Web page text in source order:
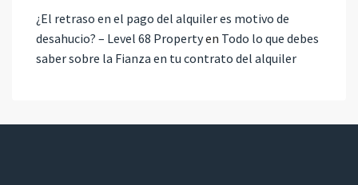
¿El retraso en el pago del alquiler es motivo de
desahucio? – Level 68 Propertyen Todo lo que debes
saber sobre la Fianza en tu contrato del alquiler